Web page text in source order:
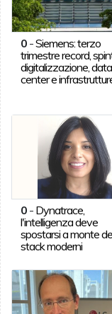
0-Siemens: terzo
trimestre record,
digitalizzazione, data
center e
0- Dynatrace,
l'intelligenza deve
spostarsi a monte
stack moderni